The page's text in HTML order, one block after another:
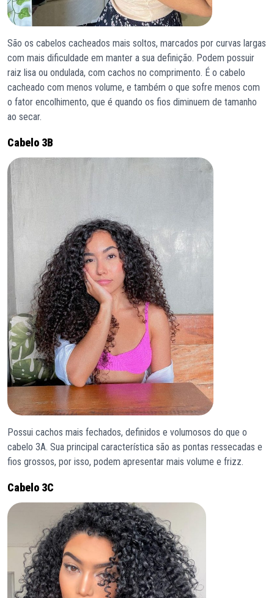
São os cabelos cacheados mais soltos, marcados por curvas largas
com mais dificuldade em manter a sua definição. Podem possuir
raiz lisa ou ondulada, com cachos no comprimento. É o cabelo
cacheado com menos volume, e também o que sofre menos com
o fator encolhimento, que é quando os fios diminuem de tamanho
ao secar.
Cabelo 3B
Possui cachos mais fechados, definidos e volumosos do que o
cabelo 3A. Sua principal característica são as pontas ressecadas e
fios grossos, por isso, podem apresentar mais volume e frizz.
Cabelo 3C